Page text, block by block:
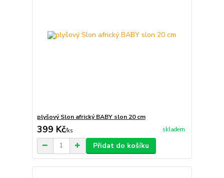
plyšový Slon africký BABY slon 20 cm
399 Kč/ks skladem
Přidat do košíku